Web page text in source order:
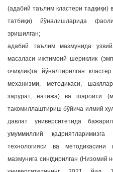
(адабий таълим кластери
татбиқи) йўналишларида
эришилган;
адабий таълим мазмунида
масаласи ижтимоий шериклик
очиқлик)га йўналтирилган
механизми, методикаси,
зарурат, натижа) ва шароити
такомиллаштириш бўйича илмий
давлат университетида
умуммиллий
технологияси ва
мазмунига сингдирилган (Низомий